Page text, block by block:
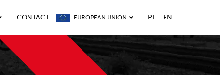
CONTACT EUROPEAN UNION PL EN